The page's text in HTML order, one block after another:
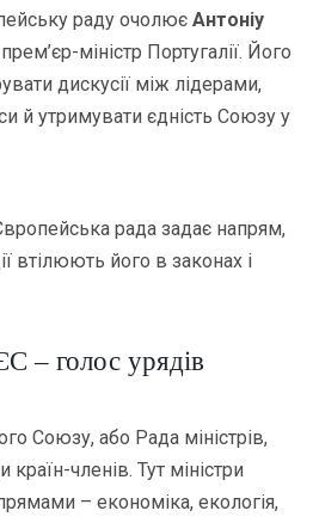
раду очолюєАнтоніу
міністр Португалії. Його
дискусії між лідерами,
й утримувати єдність Союзу у
рада задає напрям,
втілюють його в законах і
– голос урядів
Союзу, або Рада міністрів,
членів. Тут міністри
– економіка, екологія,